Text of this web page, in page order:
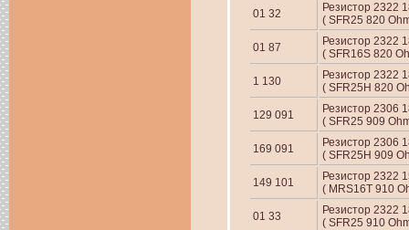
01 32
Резистор 2322
( SFR25 820
01 87
Резистор 2322
( SFR16S 820
1 130
Резистор 2322
( SFR25H 820
129 091
Резистор 2306
( SFR25 909
169 091
Резистор 2306
( SFR25H 909
149 101
Резистор 2322
( MRS16T 910
01 33
Резистор 2322
( SFR25 910